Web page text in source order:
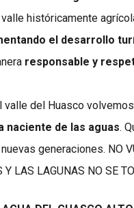
históricamente
el desarrollo
responsable y
del Huasco
naciente de las aguas.
generaciones. NO
LAS LAGUNAS NO SE